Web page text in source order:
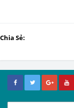
Chia Sẻ: